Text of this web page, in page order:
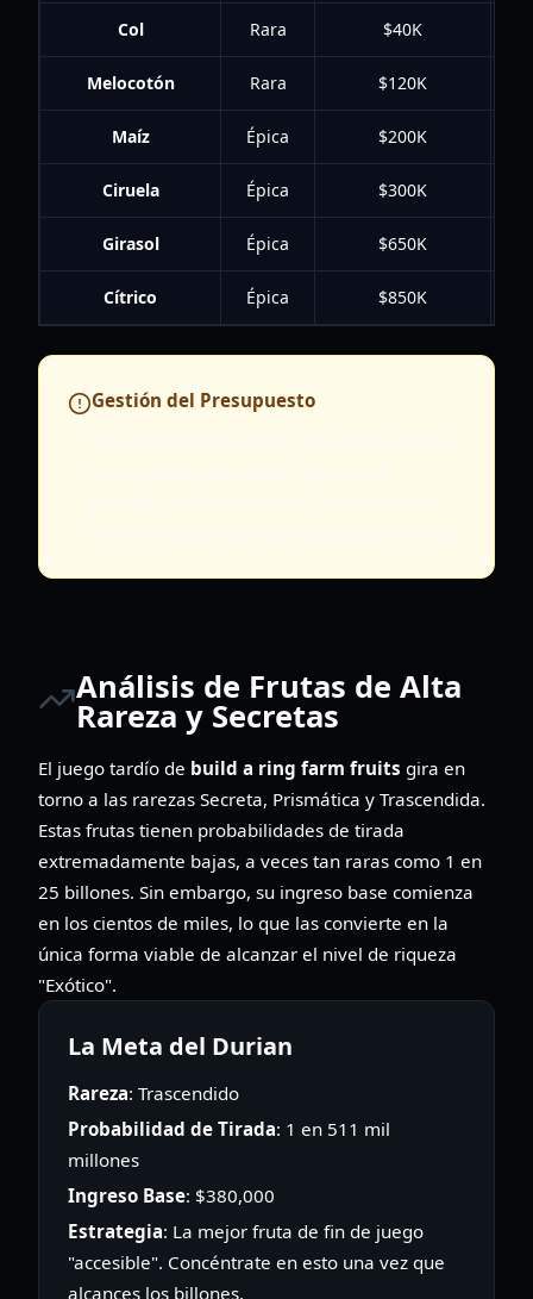
Col Rara $40K
Melocotón Rara $120K
Maíz Épica $200K
Ciruela Épica $300K
Girasol Épica $650K
Cítrico Épica $850K
Gestión del Presupuesto
Análisis de Frutas de Alta
Rareza y Secretas
El juego tardío de build a ring farm fruits gira en
torno a las rarezas Secreta, Prismática y Trascendida.
Estas frutas tienen probabilidades de tirada
extremadamente bajas, a veces tan raras como 1 en
25 billones. Sin embargo, su ingreso base comienza
en los cientos de miles, lo que las convierte en la
única forma viable de alcanzar el nivel de riqueza
"Exótico".
La Meta del Durian
Rareza: Trascendido
Probabilidad de Tirada: 1 en 511 mil
millones
Ingreso Base: $380,000
Estrategia: La mejor fruta de fin de juego
"accesible". Concéntrate en esto una vez que
alcances los billones.